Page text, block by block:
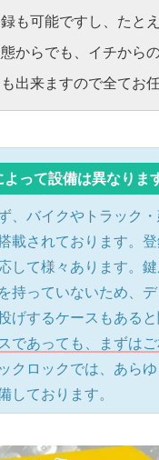
も可能ですし、たと
からでも、イチから
出来ますので全てお
よって設備は異なりま
、バイクやトラック
載されております。
して様々あります。
持っていないため、
げするケースもあると
であっても、まずは
クロックでは、あら
しております。